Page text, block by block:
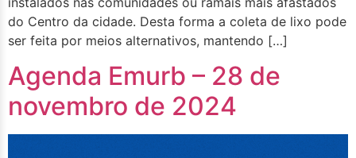
do Centro da cidade. Desta forma a coleta de lixo pode
ser feita por meios alternativos, mantendo […]
Agenda Emurb – 28 de
novembro de 2024